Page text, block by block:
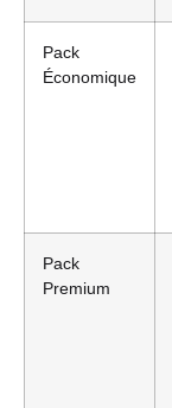
Pack
Économique
Pack
Premium